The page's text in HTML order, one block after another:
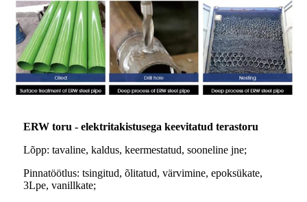
ERW toru - elektritakistusega keevitatud terastoru
Lõpp: tavaline, kaldus, keermestatud, sooneline jne;
Pinnatöötlus: tsingitud, õlitatud, värvimine, epoksükate,
3Lpe, vanillkate;